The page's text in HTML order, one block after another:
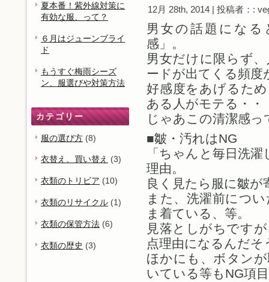
夏本番！紫外線対策に
有効な服、って？
６月はジューンブライ
ド
もうすぐ梅雨シーズ
ン、服選びや対策方法
カテゴリー
服の選び方 (8)
衣替え、買い替え (3)
衣類のトリビア (10)
衣類のリサイクル (1)
衣類の保管方法 (6)
衣類の歴史 (3)
12月 28th, 2014 | 投稿者：:
男女の話題にな
感」。
男女だけに限らず
ードが出てくる頻
好感度をあげるた
ある人がモテる・・
じゃあこの清潔感
■皺・汚れはNG
「ちゃんと毎日洗
理由。
良く見たら服に皺
また、洗濯前につ
ま着ている、等。
見落としがちです
点理由になるんだそ
ほかにも、ボタン
いている等もNG項